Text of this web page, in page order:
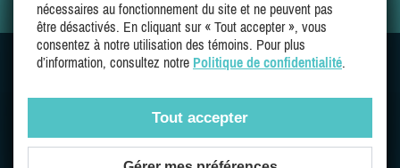
SUIVEZ-NOUS SUR
nécessaires au fonctionnement du site et ne peuvent pas
être désactivés. En cliquant sur « Tout accepter », vous
consentez à notre utilisation des témoins. Pour plus
d’information, consultez notre Politique de confidentialité.
Tout accepter